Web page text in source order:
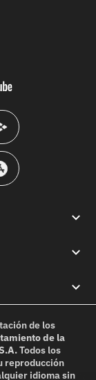
youtube-
de los
de la
Todos los
reproducción
idioma sin